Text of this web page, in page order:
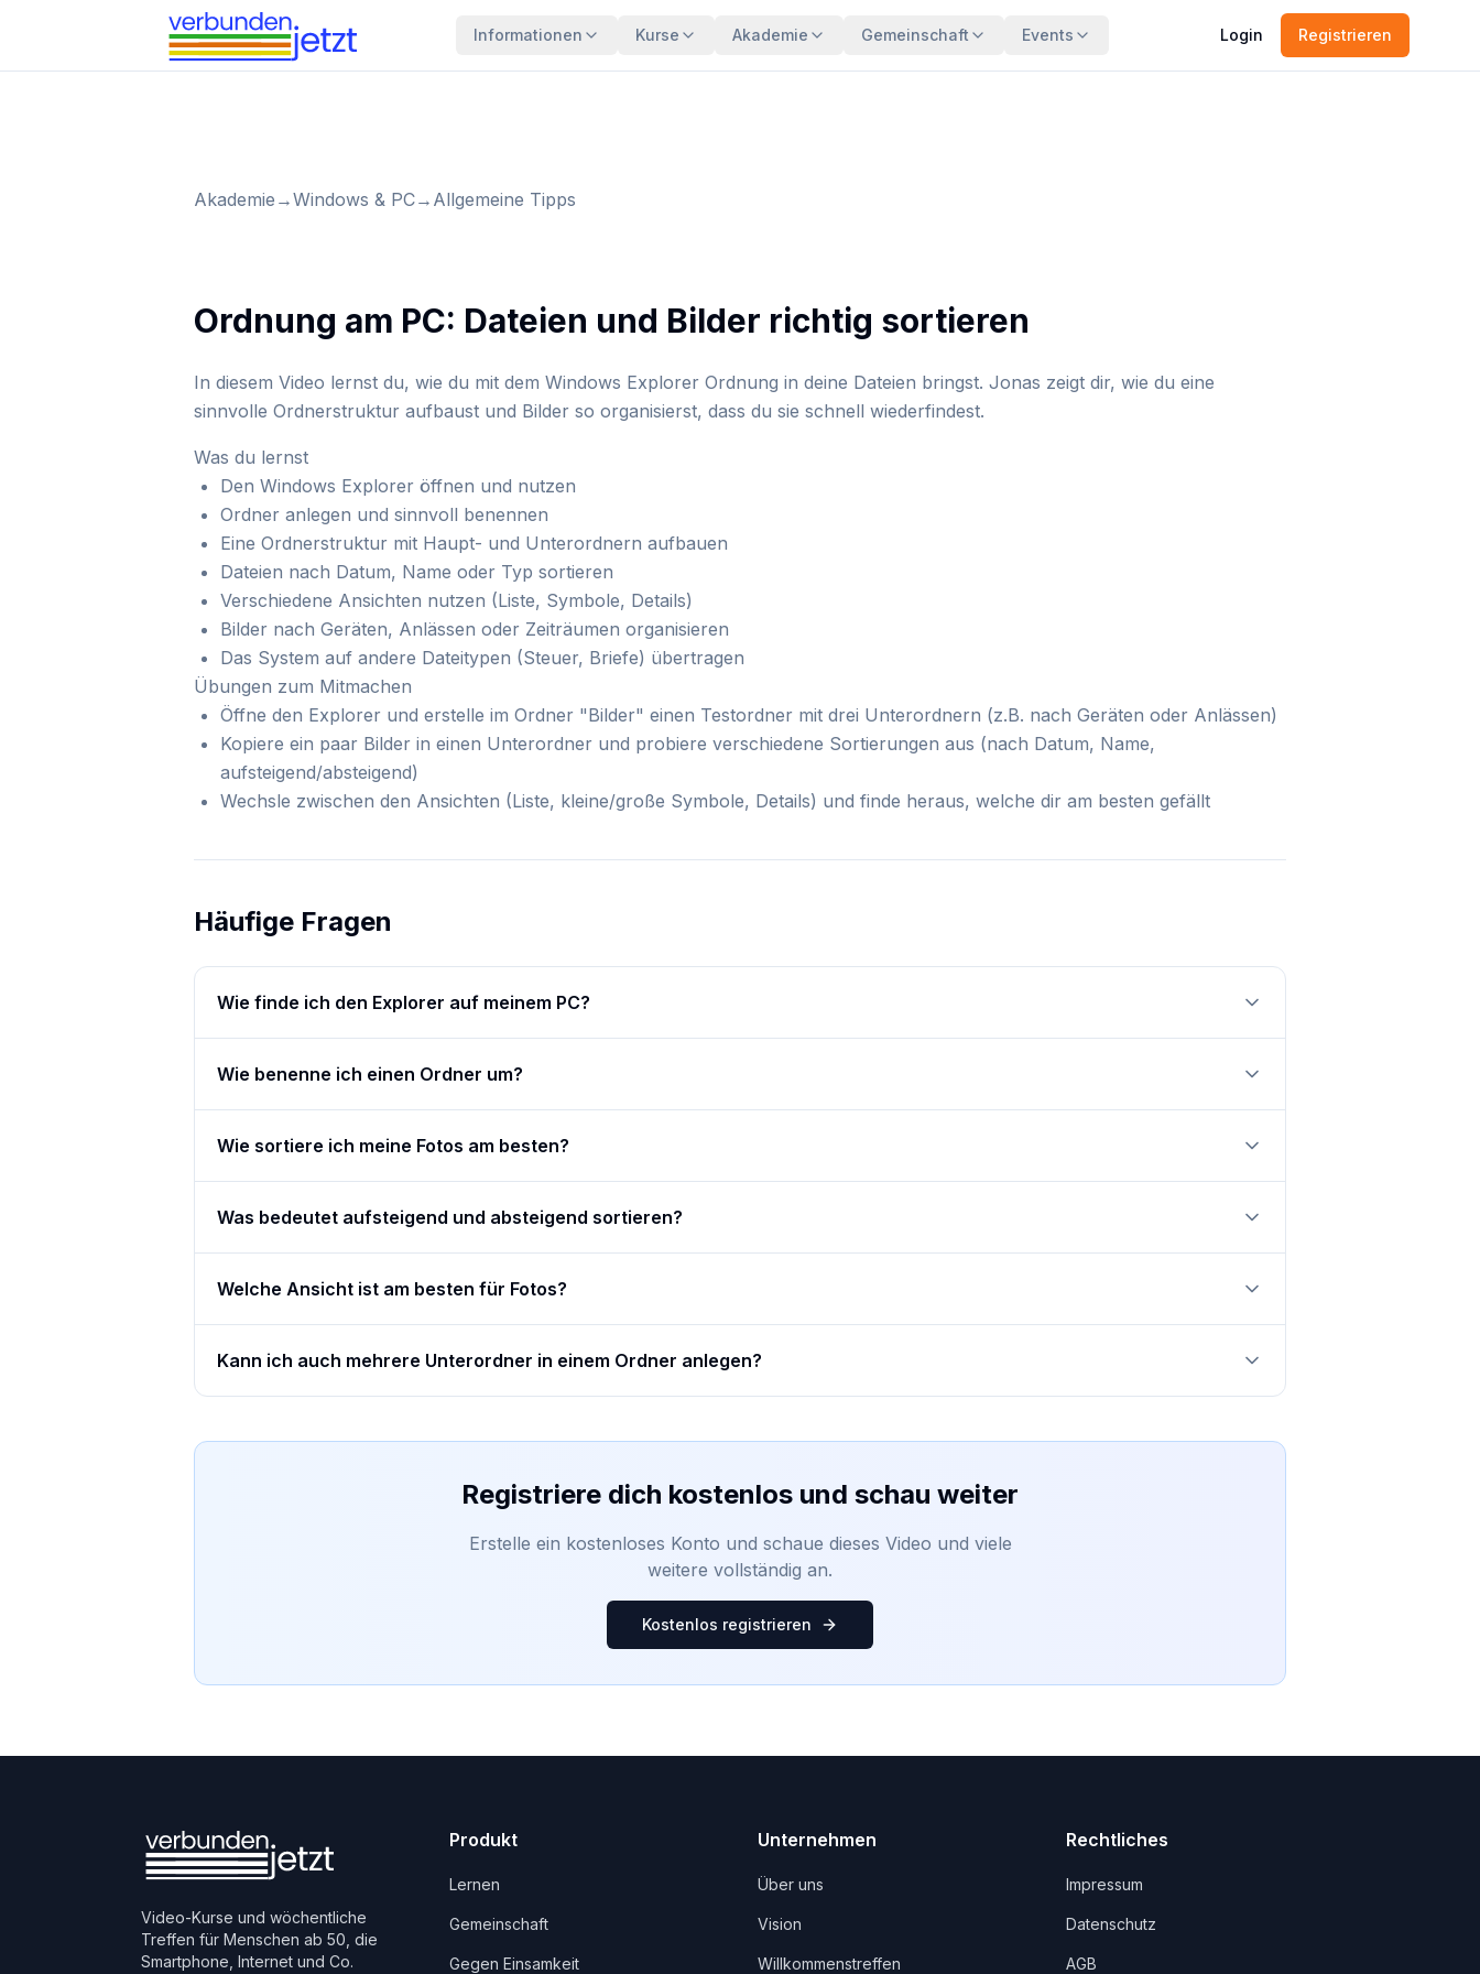
Informationen Kurse Akademie Gemeinschaft Events Login Registrieren
Akademie →Windows & PC→ Allgemeine Tipps
Ordnung am PC: Dateien und Bilder richtig sortieren
In diesem Video lernst du, wie du mit dem Windows Explorer Ordnung in deine Dateien bringst. Jonas zeigt dir, wie du eine
sinnvolle Ordnerstruktur aufbaust und Bilder so organisierst, dass du sie schnell wiederfindest.
Was du lernst
Den Windows Explorer öffnen und nutzen
Ordner anlegen und sinnvoll benennen
Eine Ordnerstruktur mit Haupt- und Unterordnern aufbauen
Dateien nach Datum, Name oder Typ sortieren
Verschiedene Ansichten nutzen (Liste, Symbole, Details)
Bilder nach Geräten, Anlässen oder Zeiträumen organisieren
Das System auf andere Dateitypen (Steuer, Briefe) übertragen
Übungen zum Mitmachen
Öffne den Explorer und erstelle im Ordner "Bilder" einen Testordner mit drei Unterordnern (z.B. nach Geräten oder Anlässen)
Kopiere ein paar Bilder in einen Unterordner und probiere verschiedene Sortierungen aus (nach Datum, Name,
aufsteigend/absteigend)
Wechsle zwischen den Ansichten (Liste, kleine/große Symbole, Details) und finde heraus, welche dir am besten gefällt
Häufige Fragen
Wie finde ich den Explorer auf meinem PC?
Wie benenne ich einen Ordner um?
Wie sortiere ich meine Fotos am besten?
Was bedeutet aufsteigend und absteigend sortieren?
Welche Ansicht ist am besten für Fotos?
Kann ich auch mehrere Unterordner in einem Ordner anlegen?
Registriere dich kostenlos und schau weiter
Erstelle ein kostenloses Konto und schaue dieses Video und viele
weitere vollständig an.
Kostenlos registrieren
Video-Kurse und wöchentliche
Treffen für Menschen ab 50, die
Smartphone, Internet und Co.
Produkt
Lernen
Gemeinschaft
Gegen Einsamkeit
Unternehmen
Über uns
Vision
Willkommenstreffen
Rechtliches
Impressum
Datenschutz
AGB